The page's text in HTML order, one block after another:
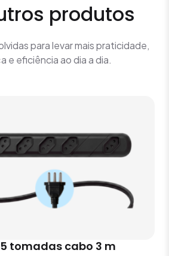
produtos
para levar mais praticidade,
e eficiência ao dia a dia.
tomadas cabo 3 m